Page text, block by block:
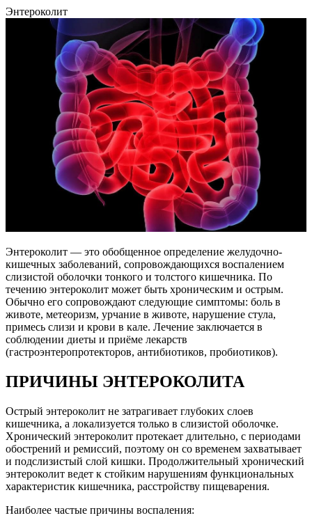
Энтероколит
Энтероколит — это обобщенное определение желудочно-
кишечных заболеваний, сопровождающихся воспалением
слизистой оболочки тонкого и толстого кишечника. По
течению энтероколит может быть хроническим и острым.
Обычно его сопровождают следующие симптомы: боль в
животе, метеоризм, урчание в животе, нарушение стула,
примесь слизи и крови в кале. Лечение заключается в
соблюдении диеты и приёме лекарств
(гастроэнтеропротекторов, антибиотиков, пробиотиков).
ПРИЧИНЫ ЭНТЕРОКОЛИТА
Острый энтероколит не затрагивает глубоких слоев
кишечника, а локализуется только в слизистой оболочке.
Хронический энтероколит протекает длительно, с периодами
обострений и ремиссий, поэтому он со временем захватывает
и подслизистый слой кишки. Продолжительный хронический
энтероколит ведет к стойким нарушениям функциональных
характеристик кишечника, расстройству пищеварения.
Наиболее частые причины воспаления: